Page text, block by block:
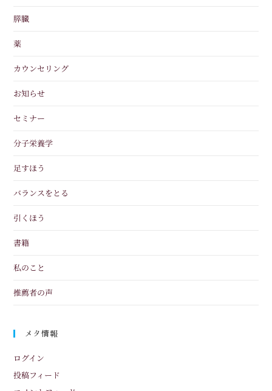
膵臓
薬
カウンセリング
お知らせ
セミナー
分子栄養学
足すほう
バランスをとる
引くほう
書籍
私のこと
推薦者の声
メタ情報
ログイン
投稿フィード